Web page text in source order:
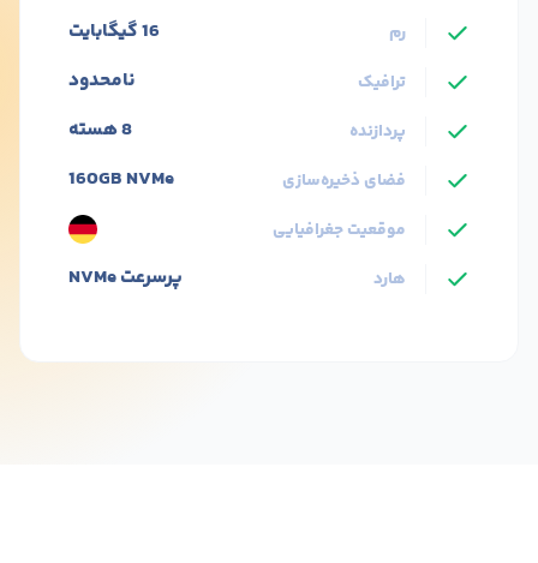
رم 16 گیگابایت
ترافیک نامحدود
پردازنده 8 هسته
فضای ذخیره‌سازی 160GB NVMe
موقعیت جغرافیایی
هارد
پرسرعت NVMe